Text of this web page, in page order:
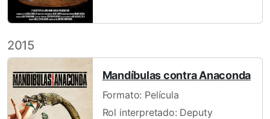
2015
Mandíbulas contra Anaconda
Formato: Película
Rol interpretado: Deputy